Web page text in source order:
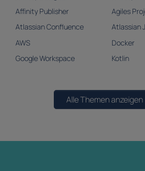
Affinity Publisher
Agiles
Atlassian Confluence
Atlassian
AWS
Docker
Google Workspace
Kotlin
Alle Themen anzeigen